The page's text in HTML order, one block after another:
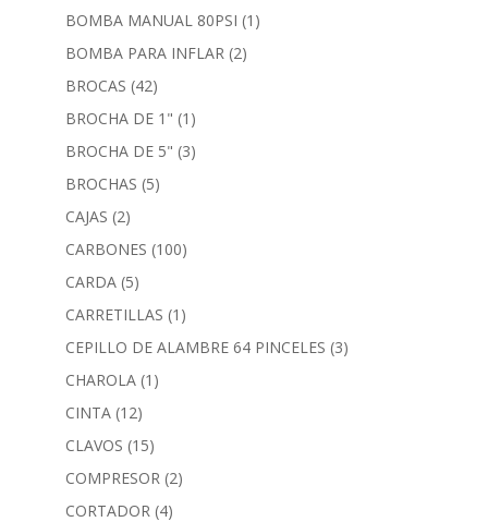
BOMBA MANUAL 80PSI (1)
BOMBA PARA INFLAR (2)
BROCAS (42)
BROCHA DE 1" (1)
BROCHA DE 5" (3)
BROCHAS (5)
CAJAS (2)
CARBONES (100)
CARDA (5)
CARRETILLAS (1)
CEPILLO DE ALAMBRE 64 PINCELES (3)
CHAROLA (1)
CINTA (12)
CLAVOS (15)
COMPRESOR (2)
CORTADOR (4)